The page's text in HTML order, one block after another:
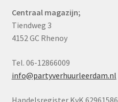
Centraal magazijn;
Tiendweg 3
4152 GC Rhenoy
Tel. 06-12866009
info@partyverhuurleerdam.nl
Handelsregister KvK 62961586